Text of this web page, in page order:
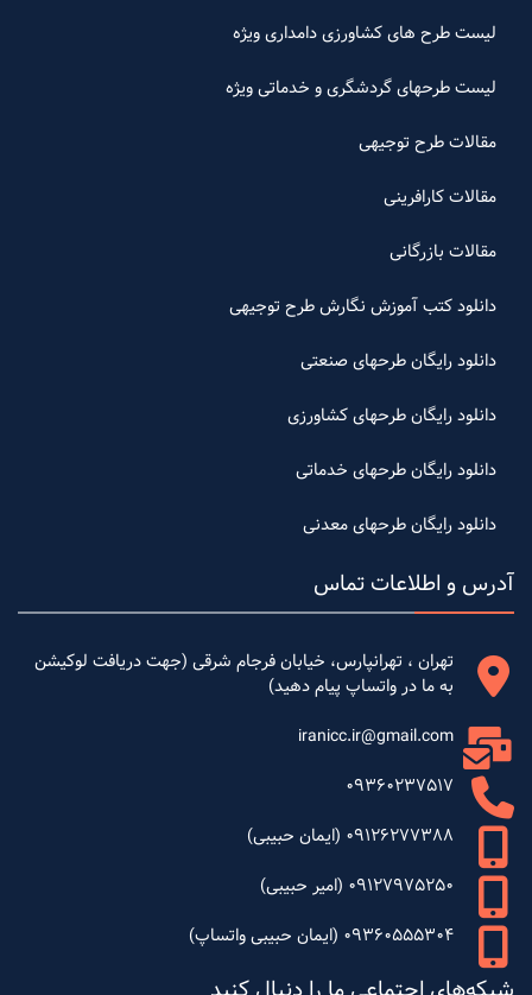
لیست طرح های کشاورزی دامداری ویژه
لیست طرحهای گردشگری و خدماتی ویژه
مقالات طرح توجیهی
مقالات کارافرینی
مقالات بازرگانی
دانلود کتب آموزش نگارش طرح توجیهی
دانلود رایگان طرحهای صنعتی
دانلود رایگان طرحهای کشاورزی
دانلود رایگان طرحهای خدماتی
دانلود رایگان طرحهای معدنی
آدرس و اطلاعات تماس
تهران ، تهرانپارس، خیابان فرجام شرقی (جهت دریافت لوکیشن
به ما در واتساپ پیام دهید)
iranicc.ir@gmail.com
09360237517
09126277388 (ایمان حبیبی)
09127975250 (امیر حبیبی)
09360555304 (ایمان حبیبی واتساپ)